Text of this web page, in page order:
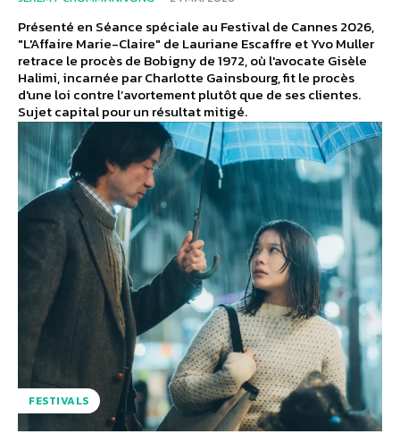
Présenté en Séance spéciale au Festival de Cannes 2026,
"L'Affaire Marie-Claire" de Lauriane Escaffre et Yvo Muller
retrace le procès de Bobigny de 1972, où l'avocate Gisèle
Halimi, incarnée par Charlotte Gainsbourg, fit le procès
d'une loi contre l’avortement plutôt que de ses clientes.
Sujet capital pour un résultat mitigé.
FESTIVALS